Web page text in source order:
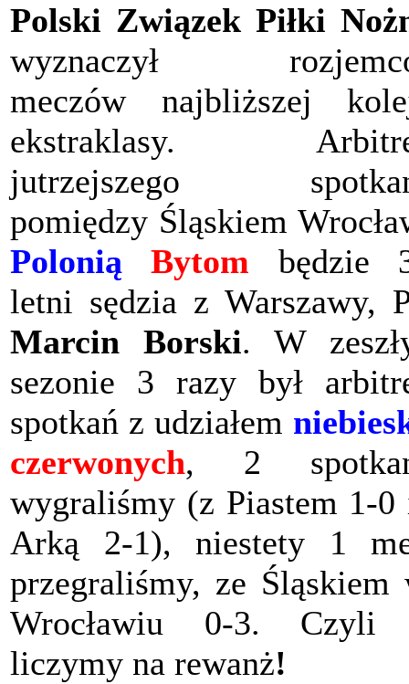
Polski Związek Piłki
wyznaczył
meczów najbliższej
ekstraklasy.
jutrzejszego
pomiędzy Śląskiem
Polonią
Bytom będzie
letni sędzia z Warszawy,
Marcin Borski. W
sezonie 3 razy był
spotkań z udziałem
czerwonych, 2
wygraliśmy (z Piastem 1-
Arką 2-1), niestety 1
przegraliśmy, ze Śląskiem
Wrocławiu 0-3. Czyli
liczymy na rewanż!